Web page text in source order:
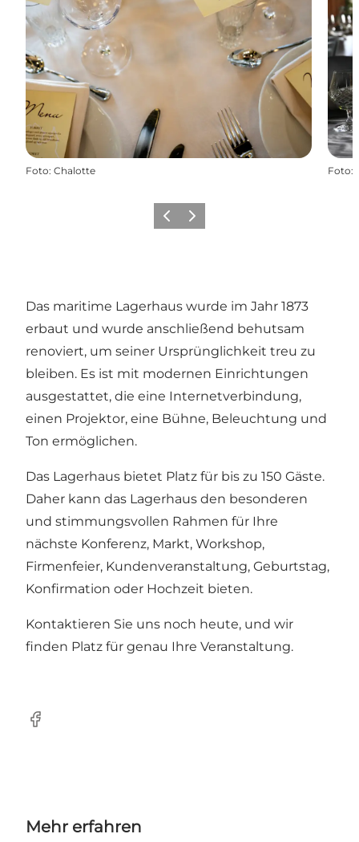
Foto: Chalotte Foto:
Vorherige Folie
Nächste Folie
Das maritime Lagerhaus wurde im Jahr 1873
erbaut und wurde anschließend behutsam
renoviert, um seiner Ursprünglichkeit treu zu
bleiben. Es ist mit modernen Einrichtungen
ausgestattet, die eine Internetverbindung,
einen Projektor, eine Bühne, Beleuchtung und
Ton ermöglichen.
Das Lagerhaus bietet Platz für bis zu 150 Gäste.
Daher kann das Lagerhaus den besonderen
und stimmungsvollen Rahmen für Ihre
nächste Konferenz, Markt, Workshop,
Firmenfeier, Kundenveranstaltung, Geburtstag,
Konfirmation oder Hochzeit bieten.
Kontaktieren Sie uns noch heute, und wir
finden Platz für genau Ihre Veranstaltung.
Facebook
Mehr erfahren